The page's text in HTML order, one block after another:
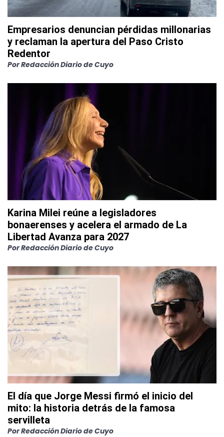
Empresarios denuncian pérdidas millonarias
y reclaman la apertura del Paso Cristo
Redentor
PorRedacción Diario de Cuyo
Karina Milei reúne a legisladores
bonaerenses y acelera el armado de La
Libertad Avanza para 2027
PorRedacción Diario de Cuyo
El día que Jorge Messi firmó el inicio del
mito: la historia detrás de la famosa
servilleta
PorRedacción Diario de Cuyo